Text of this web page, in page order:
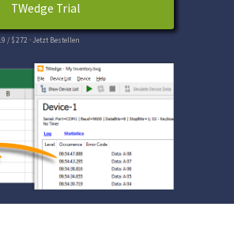
TWedge Trial
/ $ 272 ·Jetzt Bestellen